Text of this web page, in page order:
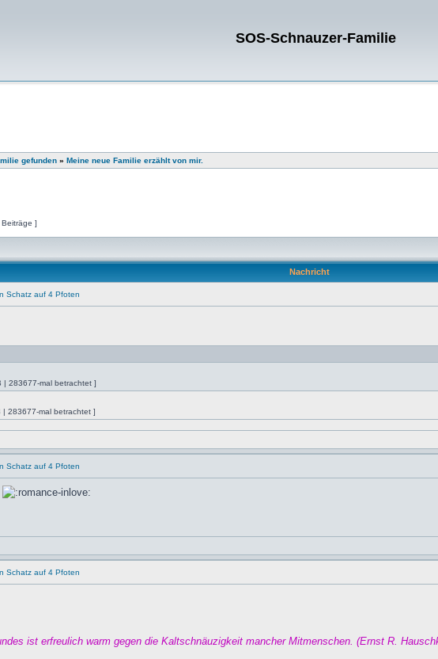
SOS-Schnauzer-Familie
gefunden » Meine neue Familie erzählt von mir.
]
Nachricht
Schatz auf 4 Pfoten
| 283677-mal betrachtet ]
283677-mal betrachtet ]
Schatz auf 4 Pfoten
Schatz auf 4 Pfoten
ist erfreulich warm gegen die Kaltschnäuzigkeit mancher Mitmenschen. (Ernst R.